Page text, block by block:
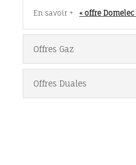
En savoir + « offre Domelec
Offres Gaz
Offres Duales